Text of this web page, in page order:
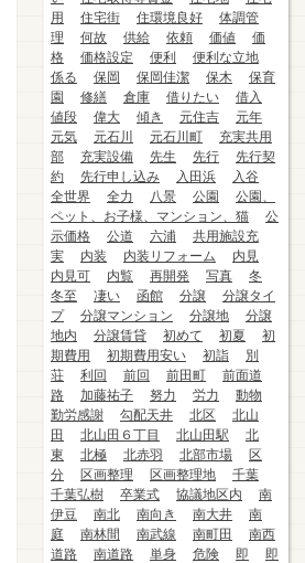
用
住宅街 住環境良好
体調管
理
何故 供給 依頼 価値
価
格
価格設定 便利
便利な立地
係る
保岡 保岡佳潔 保木
保育
園
修繕 倉庫 借りたい
借入
値段
偉大 傾き 元住吉
元年
元気
元石川 元石川町
充実共用
部
充実設備 先生 先行
先行契
約
先行申し込み 入田浜
入谷
全世界
全力 八景 公園
公園、
ペット、お子様、マンション、猫
公
示価格
公道 六浦
共用施設充
実
内装 内装リフォーム
内見
内見可
内覧 再開発 写真
冬
冬至
凄い 函館 分譲
分譲タイ
プ
分譲マンション 分譲地
分譲
地内
分譲賃貸 初めて 初夏
初
期費用
初期費用安い 初詣
別
荘
利回 前回 前田町
前面道
路
加藤祐子 努力 労力
動物
勤労感謝
勾配天井 北区
北山
田
北山田６丁目 北山田駅
北
東
北極 北赤羽 北部市場
区
分
区画整理 区画整理地
千葉
千葉弘樹
卒業式 協議地区内
南
伊豆
南北 南向き 南大井
南
庭
南林間 南武線 南町田
南西
道路
南道路 単身 危険 即
即